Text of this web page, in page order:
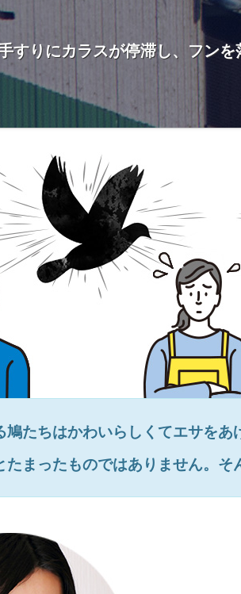
すりにカラスが停滞し、フン
鳩たちはかわいらしくてエサを
たまったものではありません。そ